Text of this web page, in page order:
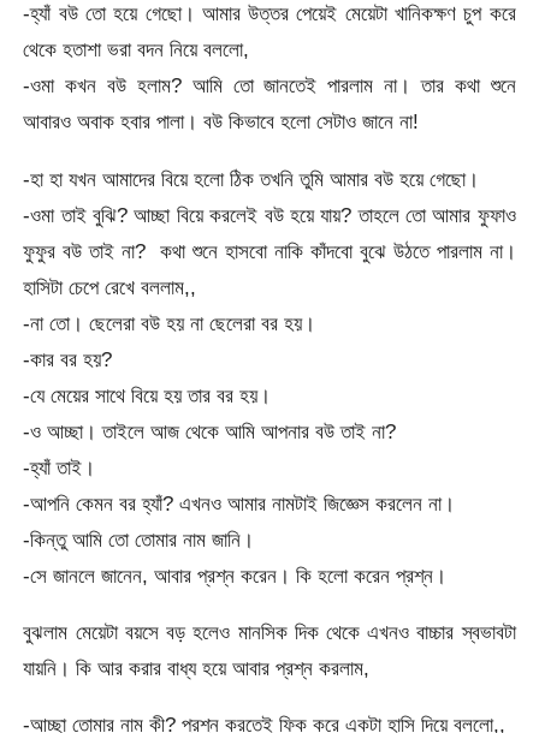
-হ্যাঁ বউ তো হয়ে গেছো। আমার উত্তর পেয়েই মেয়েটা খানিকক্ষণ চুপ করে
থেকে হতাশা ভরা বদন নিয়ে বললো,
-ওমা কখন বউ হলাম? আমি তো জানতেই পারলাম না। তার কথা শুনে
আবারও অবাক হবার পালা। বউ কিভাবে হলো সেটাও জানে না!
-হা হা যখন আমাদের বিয়ে হলো ঠিক তখনি তুমি আমার বউ হয়ে গেছো।
-ওমা তাই বুঝি? আচ্ছা বিয়ে করলেই বউ হয়ে যায়? তাহলে তো আমার ফুফাও
ফুফুর বউ তাই না? কথা শুনে হাসবো নাকি কাঁদবো বুঝে উঠতে পারলাম না।
হাসিটা চেপে রেখে বললাম,,
-না তো। ছেলেরা বউ হয় না ছেলেরা বর হয়।
-কার বর হয়?
-যে মেয়ের সাথে বিয়ে হয় তার বর হয়।
-ও আচ্ছা। তাইলে আজ থেকে আমি আপনার বউ তাই না?
-হ্যাঁ তাই।
-আপনি কেমন বর হ্যাঁ? এখনও আমার নামটাই জিজ্ঞেস করলেন না।
-কিন্তু আমি তো তোমার নাম জানি।
-সে জানলে জানেন, আবার প্রশ্ন করেন। কি হলো করেন প্রশ্ন।
বুঝলাম মেয়েটা বয়সে বড় হলেও মানসিক দিক থেকে এখনও বাচ্চার স্বভাবটা
যায়নি। কি আর করার বাধ্য হয়ে আবার প্রশ্ন করলাম,
-আচ্ছা তোমার নাম কী? প্রশ্ন করতেই ফিক করে একটা হাসি দিয়ে বললো,,